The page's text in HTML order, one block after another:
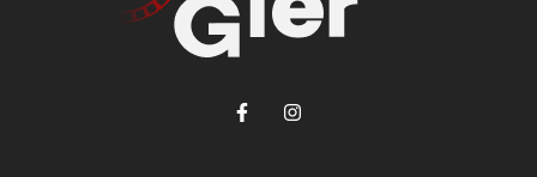
Lien vers le compte Facebook
Lien vers le compte